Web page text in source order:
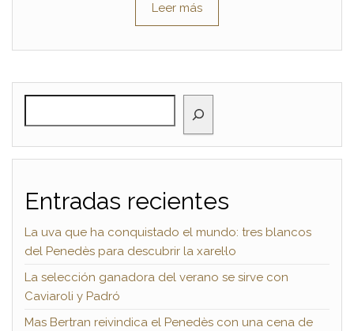
Leer más
Entradas recientes
La uva que ha conquistado el mundo: tres blancos
del Penedès para descubrir la xarel·lo
La selección ganadora del verano se sirve con
Caviaroli y Padró
Mas Bertran reivindica el Penedès con una cena de